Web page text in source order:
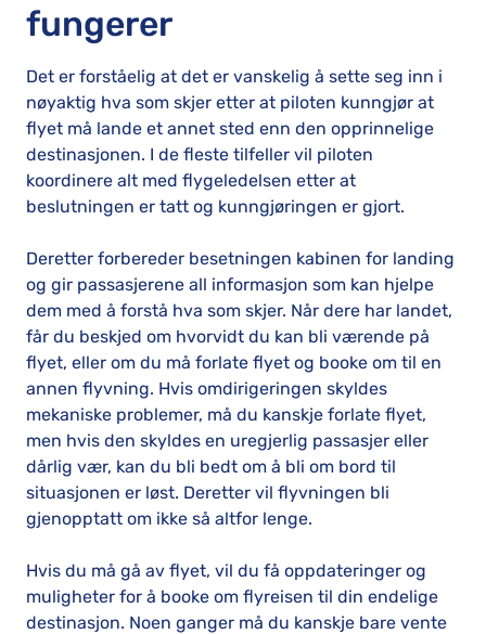
fungerer
Det er forståelig at det er vanskelig å sette seg inn i
nøyaktig hva som skjer etter at piloten kunngjør at
flyet må lande et annet sted enn den opprinnelige
destinasjonen. I de fleste tilfeller vil piloten
koordinere alt med flygeledelsen etter at
beslutningen er tatt og kunngjøringen er gjort.
Deretter forbereder besetningen kabinen for landing
og gir passasjerene all informasjon som kan hjelpe
dem med å forstå hva som skjer. Når dere har landet,
får du beskjed om hvorvidt du kan bli værende på
flyet, eller om du må forlate flyet og booke om til en
annen flyvning. Hvis omdirigeringen skyldes
mekaniske problemer, må du kanskje forlate flyet,
men hvis den skyldes en uregjerlig passasjer eller
dårlig vær, kan du bli bedt om å bli om bord til
situasjonen er løst. Deretter vil flyvningen bli
gjenopptatt om ikke så altfor lenge.
Hvis du må gå av flyet, vil du få oppdateringer og
muligheter for å booke om flyreisen til din endelige
destinasjon. Noen ganger må du kanskje bare vente